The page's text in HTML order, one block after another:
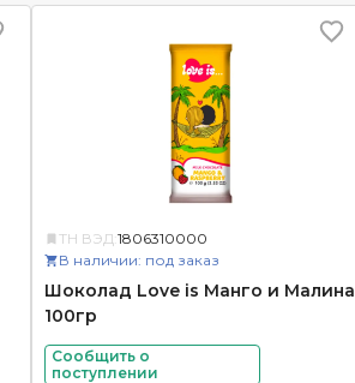
ТН ВЭД: 1806310000
В наличии: под заказ
Шоколад Love is Манго и Малина
100гр
Сообщить о
поступлении